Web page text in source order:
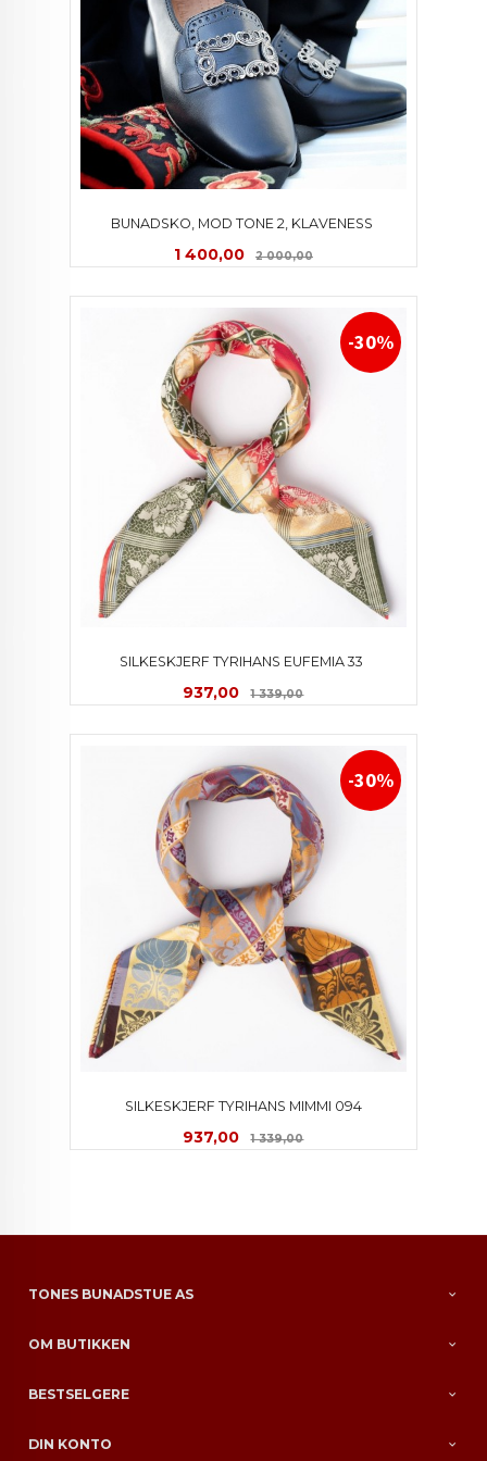
BUNADSKO, MOD TONE 2, KLAVENESS
Tilbud
1 400,00 2 000,00Rabatt
SILKESKJERF TYRIHANS EUFEMIA 33
Tilbud
937,00 1 339,00Rabatt
-30%
SILKESKJERF TYRIHANS MIMMI 094
Tilbud
937,00 1 339,00Rabatt
-30%
TONES BUNADSTUE AS
OM BUTIKKEN
BESTSELGERE
DIN KONTO